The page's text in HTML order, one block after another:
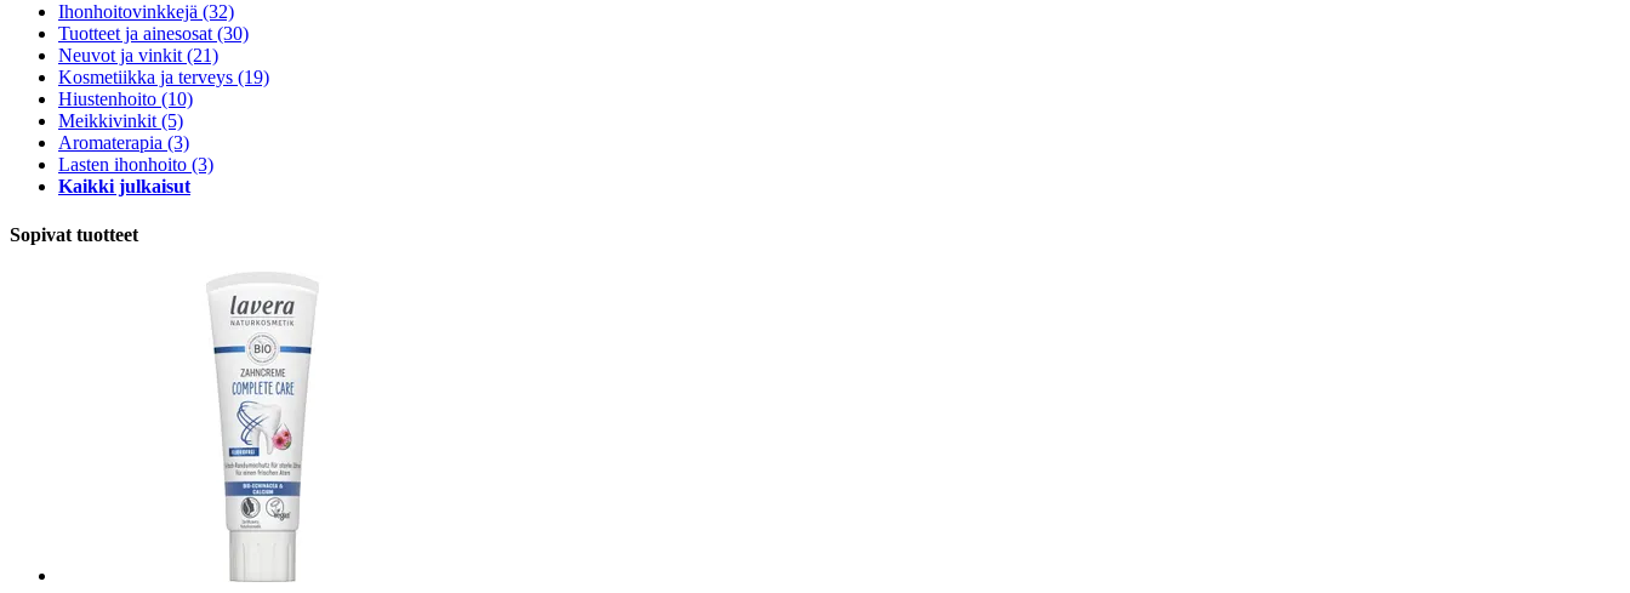
Ihonhoitovinkkejä (32)
Tuotteet ja ainesosat(30)
Neuvot ja vinkit(21)
Kosmetiikka ja terveys (19)
Hiustenhoito (10)
Meikkivinkit(5)
Aromaterapia (3)
Lasten ihonhoito (3)
Kaikki julkaisut
Sopivat tuotteet